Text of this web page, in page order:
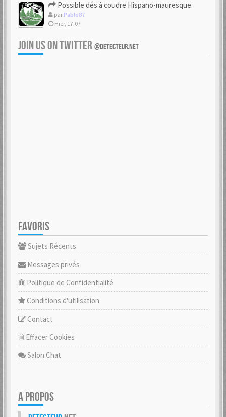
Possible dés à coudre Hispano-mauresque.
par Pablo87
Hier, 17:07
JOIN US ON TWITTER @DETECTEUR.NET
FAVORIS
Sujets Récents
Messages privés
Politique de Confidentialité
Conditions d'utilisation
Contact
Effacer Cookies
Salon Chat
A PROPOS